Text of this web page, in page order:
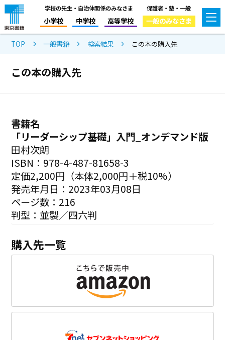
学校の先生・自治体関係のみなさま
小学校 中学校 高等学校
保護者・塾・一般
一般のみなさま
TOP 一般書籍 検索結果 この本の購入先
この本の購入先
書籍名
「リーダーシップ基礎」入門_オンデマンド版
田村次朗
ISBN：978-4-487-81658-3
定価2,200円（本体2,000円＋税10%）
発売年月日：2023年03月08日
ページ数：216
判型：並製／四六判
購入先一覧